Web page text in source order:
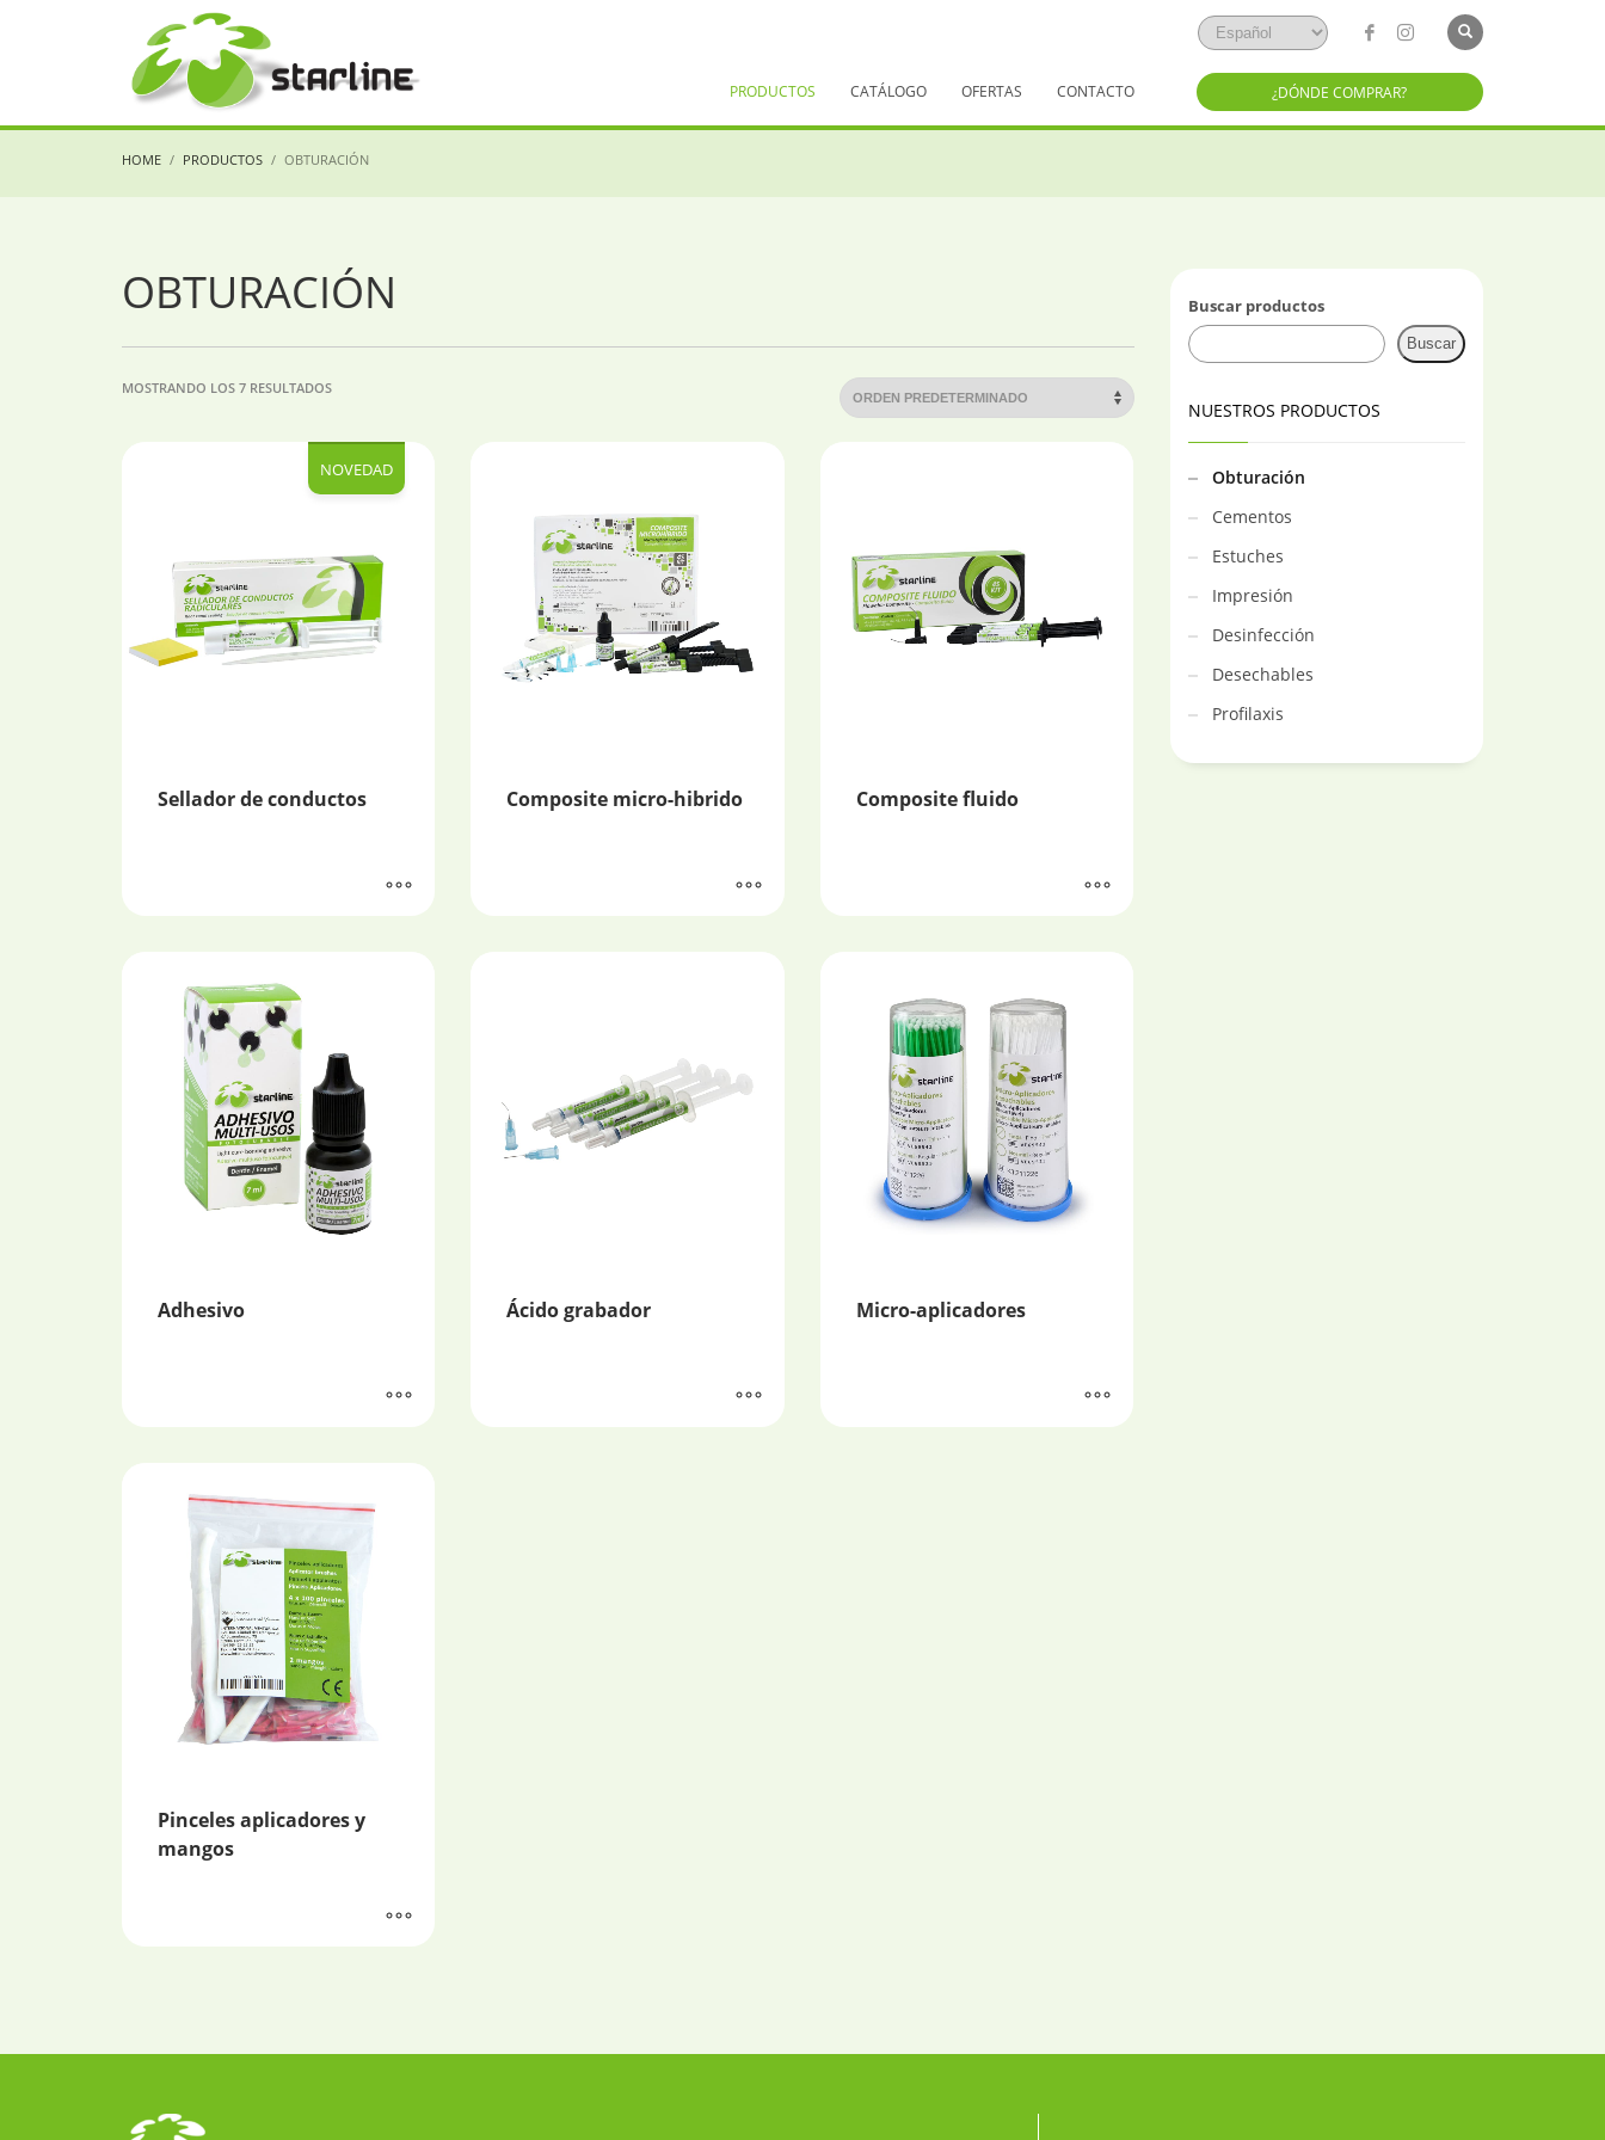
PRODUCTOS CATÁLOGO OFERTAS CONTACTO ¿DÓNDE COMPRAR?
HOME PRODUCTOS OBTURACIÓN
OBTURACIÓN
MOSTRANDO LOS 7 RESULTADOS
Sellador de conductos Composite micro-hibrido Composite fluido
Adhesivo Ácido grabador Micro-aplicadores
Pinceles aplicadores y
mangos
Buscar productos
Buscar
NUESTROS PRODUCTOS
Obturación
Cementos
Estuches
Impresión
Desinfección
Desechables
Profilaxis